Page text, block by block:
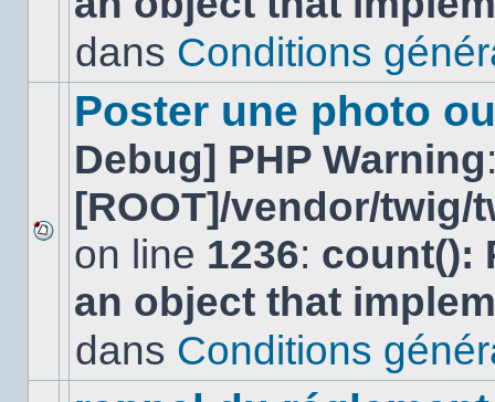
non-
dansdans Conditions
Aucun
nouveau
message
non-
dans
Poster une photo
Debug] PHP Warning
[ROOT]/vendor/
on line 1236: count():
an object that
dans Conditions